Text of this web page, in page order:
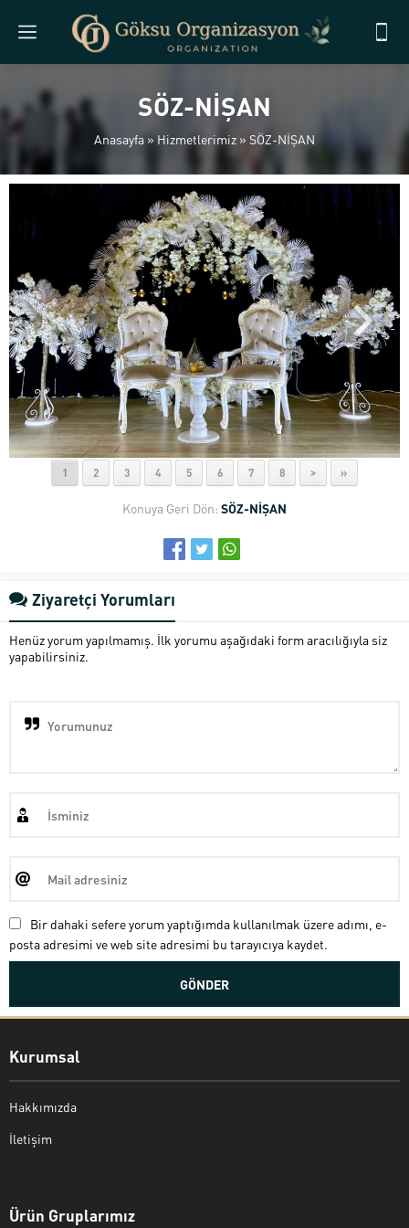
SÖZ-NİŞAN
Anasayfa »Hizmetlerimiz » SÖZ-NİŞAN
1 2 3 4 5 6 7 8 > »
Konuya Geri Dön: SÖZ-NİŞAN
Ziyaretçi Yorumları
Henüz yorum yapılmamış. İlk yorumu aşağıdaki form aracılığıyla siz
yapabilirsiniz.
Bir dahaki sefere yorum yaptığımda kullanılmak üzere adımı, e-
posta adresimi ve web site adresimi bu tarayıcıya kaydet.
Kurumsal
Hakkımızda
İletişim
Ürün Gruplarımız